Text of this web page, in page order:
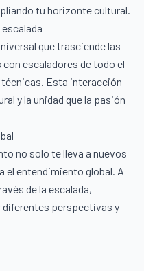
tu horizonte cultural.
que trasciende las
escaladores de todo el
Esta interacción
y la unidad que la pasión
no solo te lleva a nuevos
el entendimiento global. A
de la escalada,
perspectivas y